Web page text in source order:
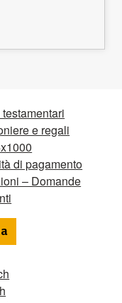
e regali
di pagamento
– Domande